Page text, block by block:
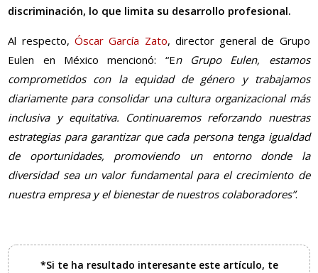
discriminación, lo que limita su desarrollo profesional.
Al respecto, Óscar García Zato, director general de Grupo
Eulen en México mencionó: “En Grupo Eulen, estamos
comprometidos con la equidad de género y trabajamos
diariamente para consolidar una cultura organizacional más
inclusiva y equitativa. Continuaremos reforzando nuestras
estrategias para garantizar que cada persona tenga igualdad
de oportunidades, promoviendo un entorno donde la
diversidad sea un valor fundamental para el crecimiento de
nuestra empresa y el bienestar de nuestros colaboradores”.
*Si te ha resultado interesante este artículo, te